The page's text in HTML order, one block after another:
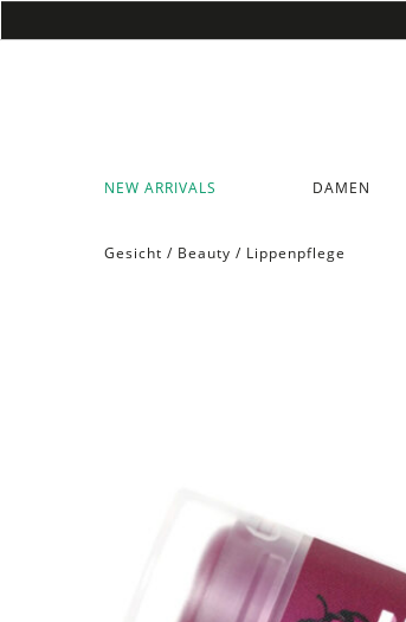
NEW ARRIVALS DAMEN
Gesicht / Beauty / Lippenpflege